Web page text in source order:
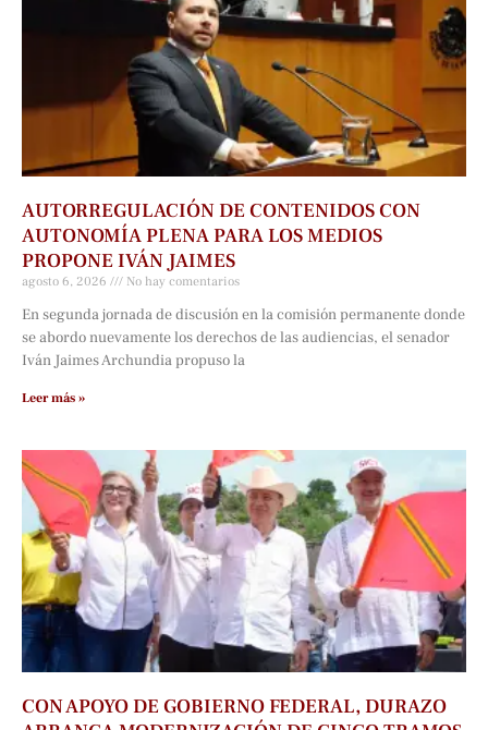
AUTORREGULACIÓN DE CONTENIDOS CON
AUTONOMÍA PLENA PARA LOS MEDIOS
PROPONE IVÁN JAIMES
agosto 6, 2026 No hay comentarios
En segunda jornada de discusión en la comisión permanente donde
se abordo nuevamente los derechos de las audiencias, el senador
Iván Jaimes Archundia propuso la
Leer más »
CON APOYO DE GOBIERNO FEDERAL, DURAZO